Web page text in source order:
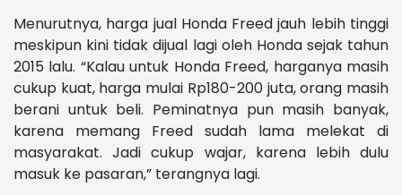
Menurutnya, harga jual Honda Freed jauh lebih tinggi
meskipun kini tidak dijual lagi oleh Honda sejak tahun
2015 lalu. “Kalau untuk Honda Freed, harganya masih
cukup kuat, harga mulai Rp180-200 juta, orang masih
berani untuk beli. Peminatnya pun masih banyak,
karena memang Freed sudah lama melekat di
masyarakat. Jadi cukup wajar, karena lebih dulu
masuk ke pasaran,” terangnya lagi.